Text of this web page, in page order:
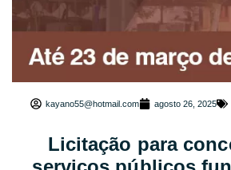
kayano55@hotmail.com agosto 26, 2025
Licitação para